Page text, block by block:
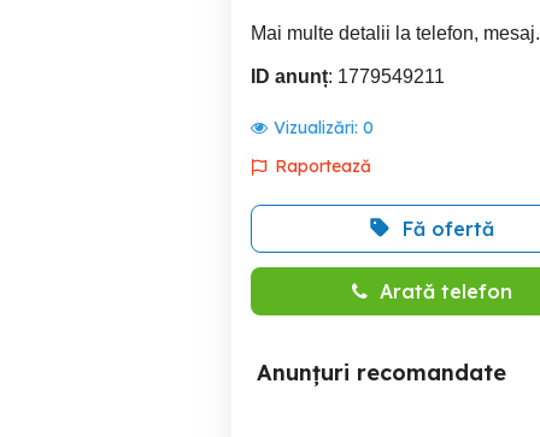
Mai multe detalii la telefon, mesaj.
ID anunț: 1779549211
Vizualizări: 0
Raportează
Fă ofertă
Arată telefon
Anunțuri recomandate